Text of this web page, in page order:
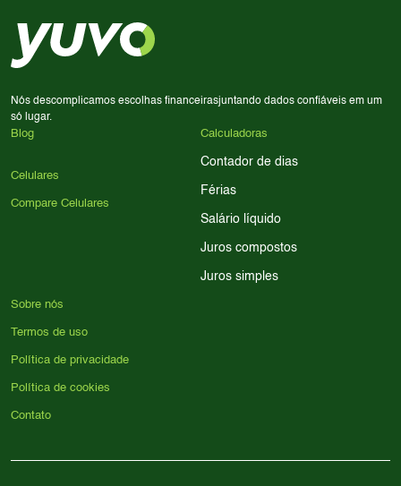
processador e bateria são essenciais. Use nossos filtros
para encontrar o celular ideal.
Nós descomplicamos escolhas financeirasjuntando dados confiáveis em um
só lugar.
Blog
Celulares
Compare Celulares
Calculadoras
Contador de dias
Férias
Salário líquido
Juros compostos
Juros simples
Sobre nós
Termos de uso
Política de privacidade
Política de cookies
Contato